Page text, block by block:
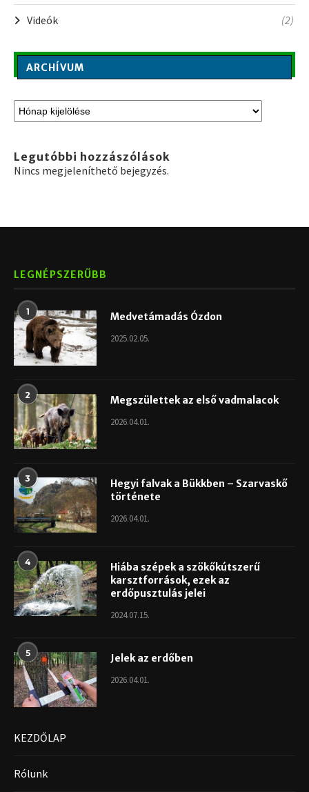
Videók (2)
ARCHÍVUM
Legutóbbi hozzászólások
Nincs megjeleníthető bejegyzés.
LEGNÉPSZERŰBB
1 Medvetámadás Ózdon
2025.02.05.
2 Megszülettek az első vadmalacok
2026.04.01.
3
Hegyi falvak a Bükkben – Szarvaskő
története
2026.04.01.
4
Hiába szépek a szökőkútszerű
karsztforrások, ezek az
erdőpusztulás jelei
2024.07.15.
5 Jelek az erdőben
2026.04.01.
KEZDŐLAP
Rólunk